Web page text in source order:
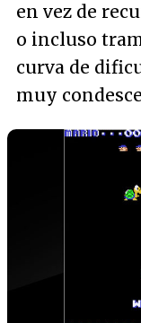
en vez de
o incluso
curva de
muy